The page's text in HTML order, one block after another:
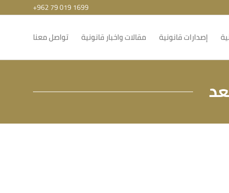
+962 79 019 1699
إصدارات قانونية مقالات واخبار قانونية تواصل معنا